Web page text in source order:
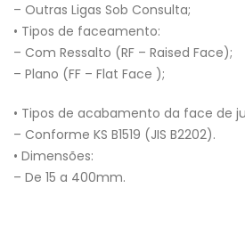
– Outras Ligas Sob Consulta;
• Tipos de faceamento:
– Com Ressalto (RF – Raised Face);
– Plano (FF – Flat Face );
• Tipos de acabamento da face de
– Conforme KS B1519 (JIS B2202).
• Dimensões:
– De 15 a 400mm.